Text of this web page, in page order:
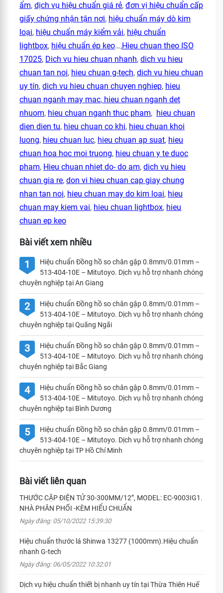
ẩm, dịch vụ hiệu chuẩn giá rẻ, đơn vị hiệu chuẩn cấp
giấy chứng nhận tận nơi, hiệu chuẩn máy dò kim
loại, hiệu chuẩn máy kiểm vải, hiệu chuẩn
lightbox, hiệu chuẩn ép keo…,Hieu chuan theo ISO
17025, Dich vu hieu chuan nhanh, dich vu hieu
chuan tan noi, hieu chuan g-tech, dich vu hieu chuan
uy tín, dich vu hieu chuan chuyen nghiep, hieu
chuan nganh may mac, hieu chuan nganh det
nhuom, hieu chuan nganh thuc pham, hieu chuan
dien dien tu, hieu chuan co khi, hieu chuan khoi
luong, hieu chuan luc, hieu chuan ap suat, hieu
chuan hoa hoc moi truong, hieu chuan y te duoc
pham, Hieu chuan nhiet do- do am, dich vu hieu
chuan gia re, don vi hieu chuan cap giay chung
nhan tan noi, hieu chuan may do kim loai, hieu
chuan may kiem vai, hieu chuan lightbox, hieu
chuan ep keo
Bài viết xem nhiều
1
Hiệu chuẩn Đồng hồ so chân gập 0.8mm/0.01mm –
513-404-10E – Mitutoyo. Dịch vụ hỗ trợ nhanh chóng
chuyên nghiệp tại An Giang
2
Hiệu chuẩn Đồng hồ so chân gập 0.8mm/0.01mm –
513-404-10E – Mitutoyo. Dịch vụ hỗ trợ nhanh chóng
chuyên nghiệp tại Quãng Ngãi
3
Hiệu chuẩn Đồng hồ so chân gập 0.8mm/0.01mm –
513-404-10E – Mitutoyo. Dịch vụ hỗ trợ nhanh chóng
chuyên nghiệp tại Bắc Giang
4
Hiệu chuẩn Đồng hồ so chân gập 0.8mm/0.01mm –
513-404-10E – Mitutoyo. Dịch vụ hỗ trợ nhanh chóng
chuyên nghiệp tại Bình Dương
5
Hiệu chuẩn Đồng hồ so chân gập 0.8mm/0.01mm –
513-404-10E – Mitutoyo. Dịch vụ hỗ trợ nhanh chóng
chuyên nghiệp tại TP Hồ Chí Minh
Bài viết liên quan
THƯỚC CẶP ĐIỆN TỬ 30-300MM/12”, MODEL: EC-9003IG1.
NHÀ PHÂN PHỐI -KÈM HIỂU CHUẨN
Ngày đăng: 05/10/2022 15:39:30
Hiệu chuẩn thước lá Shinwa 13277 (1000mm).Hiệu chuẩn
nhanh G-tech
Ngày đăng: 06/05/2022 10:32:01
Dịch vụ hiệu chuẩn thiết bị nhanh uy tín tại Thừa Thiên Huế